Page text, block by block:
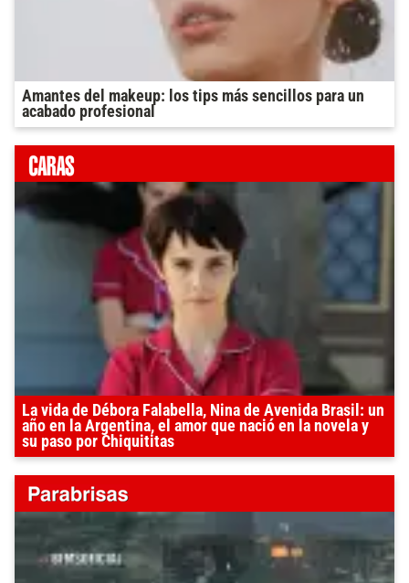
Amantes del makeup: los tips más sencillos para un
acabado profesional
La vida de Débora Falabella, Nina de Avenida Brasil: un
año en la Argentina, el amor que nació en la novela y
su paso por Chiquititas